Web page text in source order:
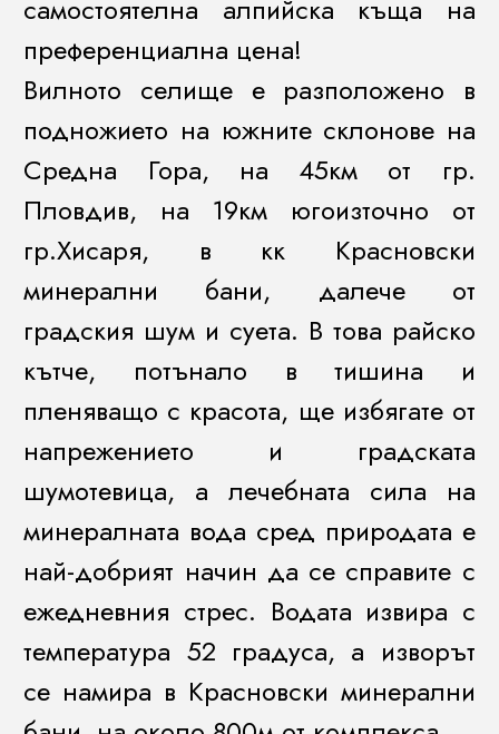
самостоятелна алпийска къща на
преференциална цена!
Вилното селище е разположено в
подножието на южните склонове на
Средна Гора, на 45км от гр.
Пловдив, на 19км югоизточно от
гр.Хисаря, в кк Красновски
минерални бани, далече от
градския шум и суета. В това райско
кътче, потънало в тишина и
пленяващо с красота, ще избягате от
напрежението и градската
шумотевица, а лечебната сила на
минералната вода сред природата е
най-добрият начин да се справите с
ежедневния стрес. Водата извира с
температура 52 градуса, а изворът
се намира в Красновски минерални